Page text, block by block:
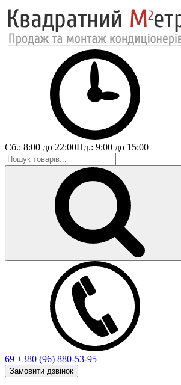
Сб.: 8:00 до 22:00Нд.: 9:00 до 15:00
69 +380 (96) 880-53-95
Замовити дзвінок